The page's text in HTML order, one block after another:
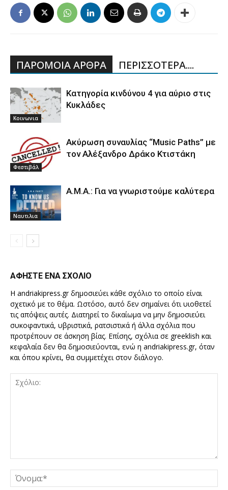
ΠΑΡΟΜΟΙΑ ΑΡΘΡΑ ΠΕΡΙΣΣΟΤΕΡΑ....
Κοινωνια
Κατηγορία κινδύνου 4 για αύριο στις
Κυκλάδες
Φεστιβάλ
Ακύρωση συναυλίας “Music Paths” με
τον Αλέξανδρο Δράκο Κτιστάκη
Ναυτιλια
Α.Μ.Α.: Για να γνωριστούμε καλύτερα
ΑΦΗΣΤΕ ΕΝΑ ΣΧΟΛΙΟ
Η andriakipress.gr δημοσιεύει κάθε σχόλιο το οποίο είναι
σχετικό με το θέμα. Ωστόσο, αυτό δεν σημαίνει ότι υιοθετεί
τις απόψεις αυτές. Διατηρεί το δικαίωμα να μην δημοσιεύει
συκοφαντικά, υβριστικά, ρατσιστικά ή άλλα σχόλια που
προτρέπουν σε άσκηση βίας. Επίσης, σχόλια σε greeklish και
κεφαλαία δεν θα δημοσιεύονται, ενώ η andriakipress.gr, όταν
και όπου κρίνει, θα συμμετέχει στον διάλογο.